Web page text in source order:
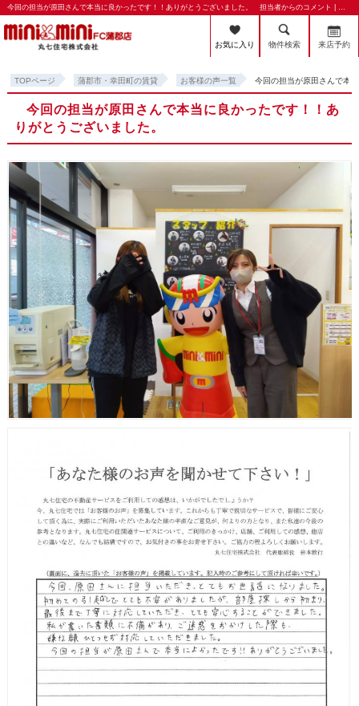
今回の担当が原田さんで本当に良かったです！！ありがとうございました。 担当者からのコメント | 蒲郡市・幸田町の賃貸・賃貸管理のことならミニミニFC蒲郡店 丸七住宅株式会社
お気に入り 物件検索 来店予約
TOPページ 蒲郡市・幸田町の賃貸 お客様の声一覧 今回の担当が原田さんで本
今回の担当が原田さんで本当に良かったです！！あ
りがとうございました。